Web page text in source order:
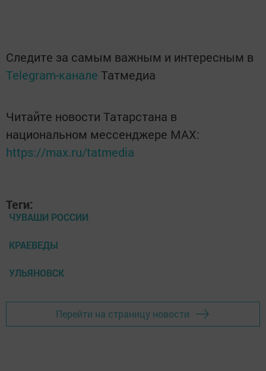
Следите за самым важным и интересным в
Telegram-канале Татмедиа
Читайте новости Татарстана в
национальном мессенджере MАХ:
https://max.ru/tatmedia
Теги:
ЧУВАШИ РОССИИ
КРАЕВЕДЫ
УЛЬЯНОВСК
Перейти на страницу новости